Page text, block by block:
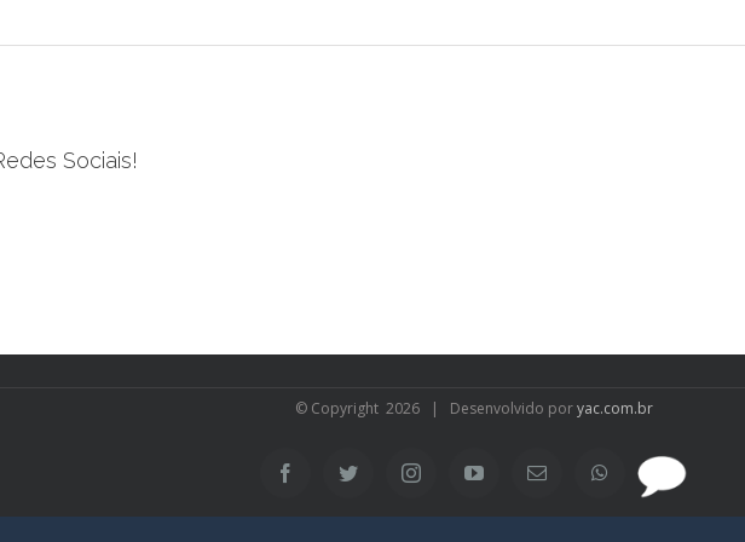
Sociais!
© Copyright 2026 | Desenvolvido poryac.com.br
FacebookTwitter InstagramYouTubeEmail WhatsApp
SAC